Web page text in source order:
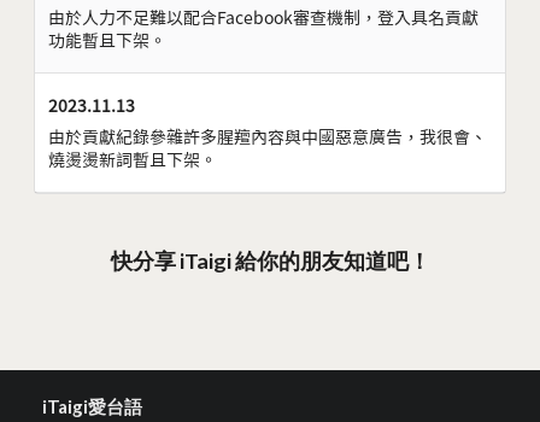
由於人力不足難以配合Facebook審查機制，登入具名貢獻
功能暫且下架。
2023.11.13
由於貢獻紀錄參雜許多腥羶內容與中國惡意廣告，我很會、
燒燙燙新詞暫且下架。
快分享 iTaigi 給你的朋友知道吧！
iTaigi愛台語